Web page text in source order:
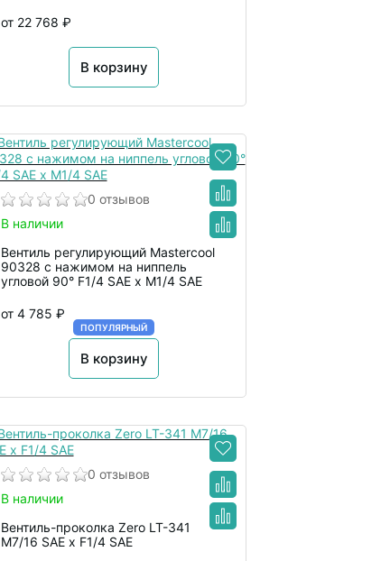
от 22 768 ₽
В корзину
0 отзывов
В наличии
Вентиль регулирующий Mastercool
90328 с нажимом на ниппель
угловой 90° F1/4 SAE x M1/4 SAE
от 4 785 ₽
В корзину
ПОПУЛЯРНЫЙ
0 отзывов
В наличии
Вентиль-проколка Zero LT-341
M7/16 SAE x F1/4 SAE